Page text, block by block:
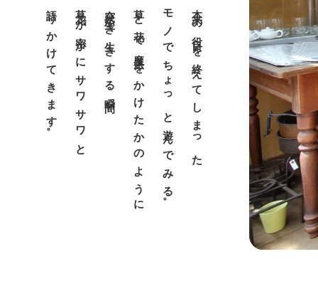
本来の役目を終えてしまった
モノでちょっと遊んでみる。
草と花で魔法をかけたかのように
突然生き生きする瞬間。
草花が密かにサワサワと
語りかけてきます。